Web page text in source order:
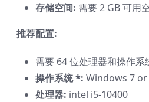
存储空间: 需要 2 GB 可用
推荐配置:
需要 64 位处理器和操作系
操作系统 *: Windows 7
处理器: intel i5-10400